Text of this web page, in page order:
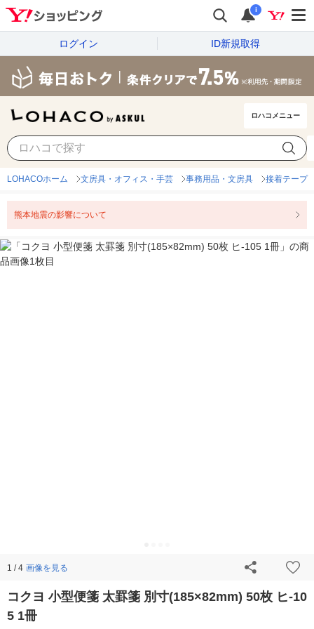
i
ログイン ID新規取得
ロハコメニュー
LOHACOホーム 文房具・オフィス・手芸 事務用品・文房具 接着テープ
熊本地震の影響について
1 / 4 画像を見る
コクヨ 小型便箋 太罫箋 別寸(185×82mm) 50枚 ヒ-10
5 1冊